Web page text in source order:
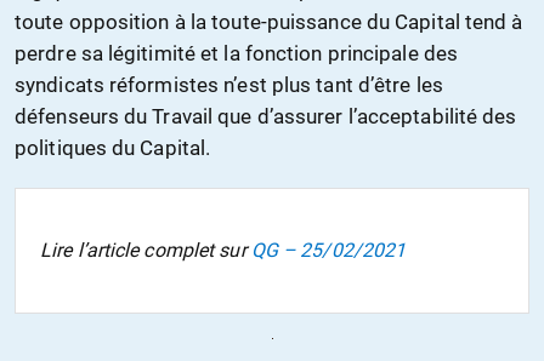
toute opposition à la toute-puissance du Capital tend à
perdre sa légitimité et la fonction principale des
syndicats réformistes n’est plus tant d’être les
défenseurs du Travail que d’assurer l’acceptabilité des
politiques du Capital.
Lire l’article complet surQG – 25/02/2021